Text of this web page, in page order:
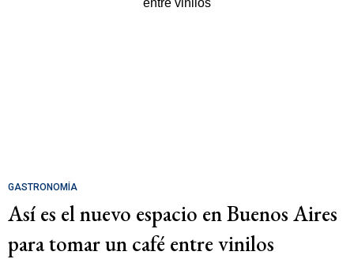
GASTRONOMÍA
Así es el nuevo espacio en Buenos Aires
para tomar un café entre vinilos